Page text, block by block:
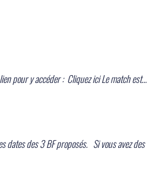
pour y accéder : Cliquez ici Le match est…
dates des 3 BF proposés. Si vous avez des